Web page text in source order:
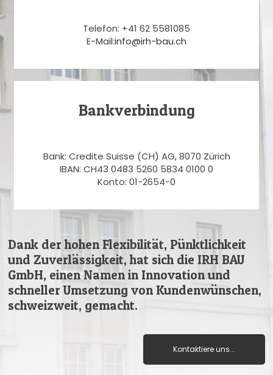
Telefon: +41 62 5581085
E-Mail:info@irh-bau.ch
Bankverbindung
Bank: Credite Suisse (CH) AG, 8070 Zürich
IBAN: CH43 0483 5260 5834 0100 0
Konto: 01-2654-0
Dank der hohen Flexibilität, Pünktlichkeit
und Zuverlässigkeit, hat sich die IRH BAU
GmbH, einen Namen in Innovation und
schneller Umsetzung von Kundenwünschen,
schweizweit, gemacht.
Kontaktiere uns...